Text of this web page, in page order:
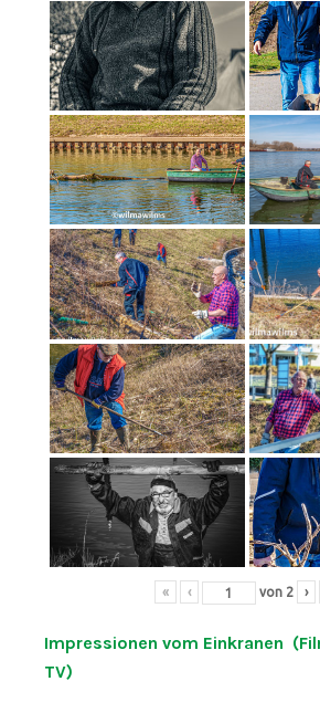
« ‹ von 2 ›
Impressionen vom Einkranen
TV)